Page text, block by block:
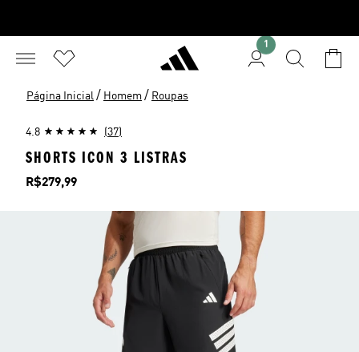
1
Página Inicial / Homem / Roupas
4.8 (37)
SHORTS ICON 3 LISTRAS
Preço
R$279,99